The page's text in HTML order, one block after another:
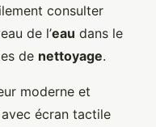
consulter
de l’eau dans le
de nettoyage.
moderne et
écran tactile